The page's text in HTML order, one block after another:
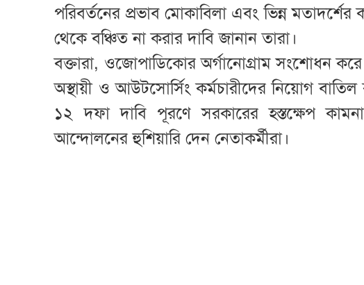
পরিবর্তনের প্রভাব মোকাবিলা এবং ভিন্ন
থেকে বঞ্চিত না করার দাবি জানান তারা।
বক্তারা, ওজোপাডিকোর অর্গানোগ্রাম সংশোধন করে
অস্থায়ী ও আউটসোর্সিং কর্মচারীদের নিয়োগ বাতিল
১২ দফা দাবি পূরণে সরকারের হস্তক্ষেপ
আন্দোলনের হুশিয়ারি দেন নেতাকর্মীরা।